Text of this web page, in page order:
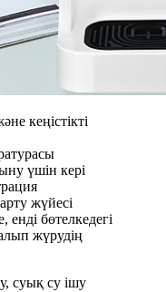
кеңістікті
үшін кері
жүйесі
енді бөтелкедегі
жүрудің
суық су ішу